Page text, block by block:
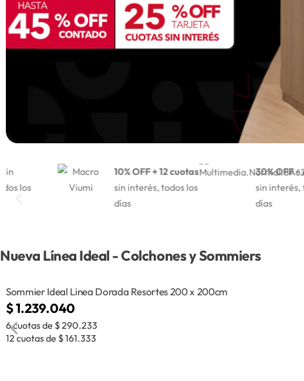
10% OFF + 12 cuotas
sin interés, todos los
30% OFF+6 cuotas
sin interés, todos los
Nueva Línea Ideal - Colchones y Sommiers
Sommier Ideal Linea Dorada Resortes 200 x 200cm
$1.239.040
6 cuotas de $290.233
12 cuotas de $161.333